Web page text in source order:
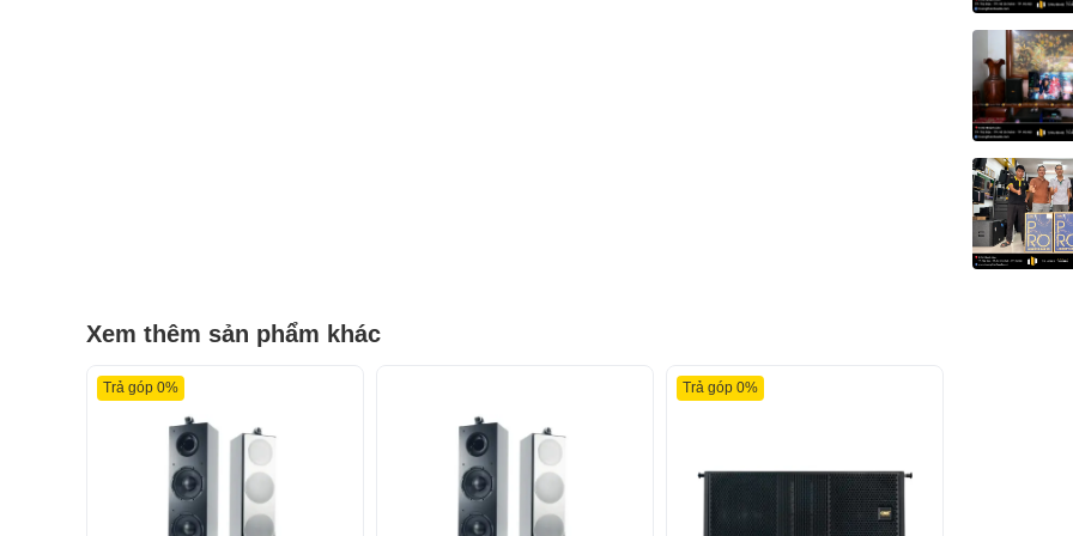
Âm thanh mạnh mẽ với 2 bass 25cm cao cấp – Trải nghiệm âm thanh sống động
Xem thêm sản phẩm khác
Trả góp 0% Trả góp 0%